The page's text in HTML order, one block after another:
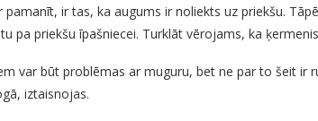
pamanīt, ir tas, ka augums ir noliekts uz priekšu.
pa priekšu īpašniecei. Turklāt vērojams, ka
var būt problēmas ar muguru, bet ne par to šeit ir
iztaisnojas.